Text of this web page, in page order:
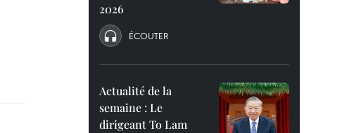
2026
ÉCOUTER
Actualité de la
semaine : Le
dirigeant To Lam